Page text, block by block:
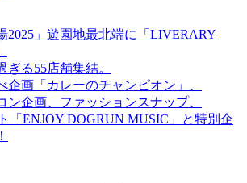
2025」遊園地最北端に「LIVERARY
る55店舗集結。
企画「カレーのチャンピオン」、
ン企画、ファッションスナップ、
「ENJOY DOGRUN MUSIC」と特別企